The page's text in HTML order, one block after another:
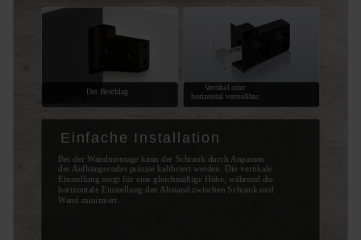
Einfache Installation
Bei der Wandmontage kann der Schrank durch Anpassen
des Aufhängecodes präzise kalibriert werden. Die vertikale
Einstellung sorgt für eine gleichmäßige Höhe, während die
horizontale Einstellung den Abstand zwischen Schrank und
Wand minimiert.
Der Beschlag
Vertikal oder
horizontal verstellbar